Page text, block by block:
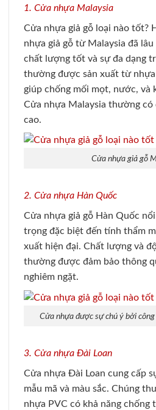
1. Cửa nhựa Malaysia
Cửa nhựa giả gỗ loại nào tốt?
nhựa giả gỗ từ Malaysia đã
chất lượng tốt và sự đa dạng
thường được sản xuất từ
giúp chống mối mọt, nước, và
Cửa nhựa Malaysia thường có
cao.
Cửa nhựa giả gỗ
2. Cửa nhựa Hàn Quốc
Cửa nhựa giả gỗ Hàn Quốc
trọng đặc biệt đến tính thẩm
xuất hiện đại. Chất lượng và
thường được đảm bảo thông
nghiêm ngặt.
Cửa nhựa được sự chú ý bởi
3. Cửa nhựa Đài Loan
Cửa nhựa Đài Loan cung cấp
mẫu mã và màu sắc. Chúng
nhựa PVC có khả năng chống